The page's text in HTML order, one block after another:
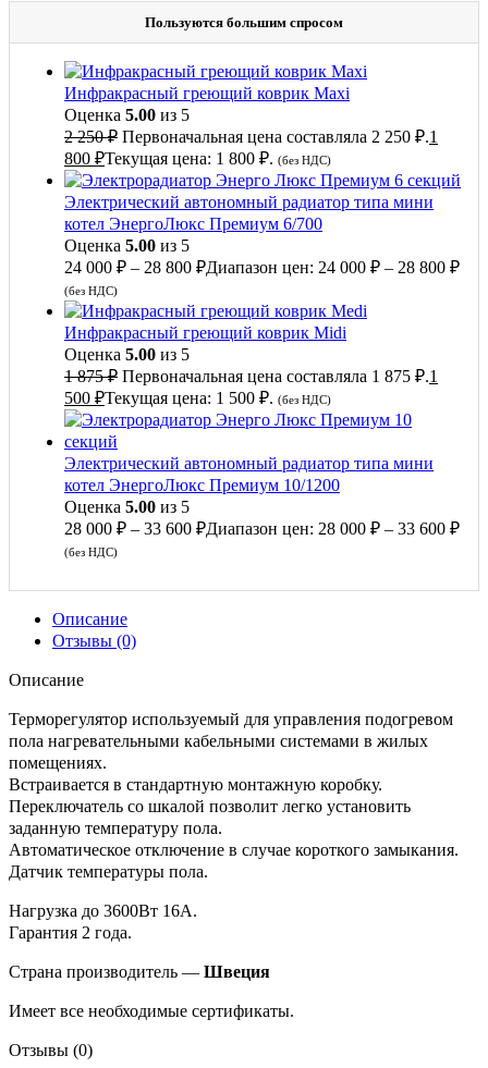
Пользуются большим спросом
Инфракрасный греющий коврик Maxi
Оценка 5.00 из 5
2 250₽ Первоначальная цена составляла 2 250 ₽.1
800 ₽Текущая цена: 1 800 ₽. (без НДС)
Электрический автономный радиатор типа мини
котел ЭнергоЛюкс Премиум 6/700
Оценка 5.00 из 5
24 000 ₽ – 28 800 ₽Диапазон цен: 24 000 ₽ – 28 800 ₽
(без НДС)
Инфракрасный греющий коврик Midi
Оценка 5.00 из 5
1 875₽ Первоначальная цена составляла 1 875 ₽.1
500 ₽Текущая цена: 1 500 ₽. (без НДС)
Электрический автономный радиатор типа мини
котел ЭнергоЛюкс Премиум 10/1200
Оценка 5.00 из 5
28 000 ₽ – 33 600 ₽Диапазон цен: 28 000 ₽ – 33 600 ₽
(без НДС)
Описание
Отзывы (0)
Описание
Терморегулятор используемый для управления подогревом
пола нагревательными кабельными системами в жилых
помещениях.
Встраивается в стандартную монтажную коробку.
Переключатель со шкалой позволит легко установить
заданную температуру пола.
Автоматическое отключение в случае короткого замыкания.
Датчик температуры пола.
Нагрузка до 3600Вт 16А.
Гарантия 2 года.
Страна производитель — Швеция
Имеет все необходимые сертификаты.
Отзывы (0)